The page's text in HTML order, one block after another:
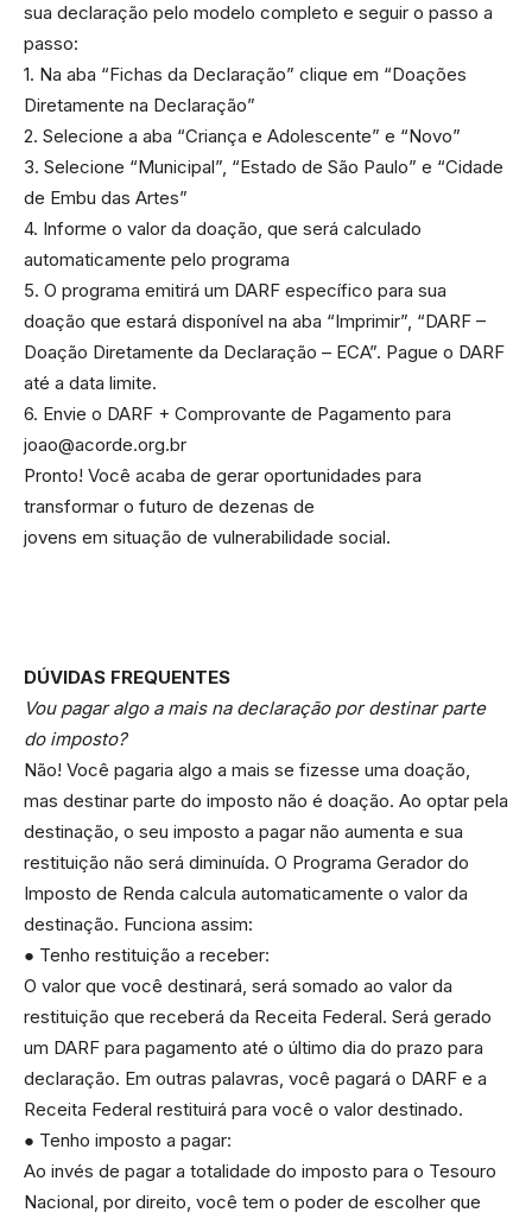
sua declaração pelo modelo completo e seguir o passo a
passo:
1. Na aba “Fichas da Declaração” clique em “Doações
Diretamente na Declaração”
2. Selecione a aba “Criança e Adolescente” e “Novo”
3. Selecione “Municipal”, “Estado de São Paulo” e “Cidade
de Embu das Artes”
4. Informe o valor da doação, que será calculado
automaticamente pelo programa
5. O programa emitirá um DARF específico para sua
doação que estará disponível na aba “Imprimir”, “DARF –
Doação Diretamente da Declaração – ECA”. Pague o DARF
até a data limite.
6. Envie o DARF + Comprovante de Pagamento para
joao@acorde.org.br
Pronto! Você acaba de gerar oportunidades para
transformar o futuro de dezenas de
jovens em situação de vulnerabilidade social.
DÚVIDAS FREQUENTES
Vou pagar algo a mais na declaração por destinar parte
do imposto?
Não! Você pagaria algo a mais se fizesse uma doação,
mas destinar parte do imposto não é doação. Ao optar pela
destinação, o seu imposto a pagar não aumenta e sua
restituição não será diminuída. O Programa Gerador do
Imposto de Renda calcula automaticamente o valor da
destinação. Funciona assim:
● Tenho restituição a receber:
O valor que você destinará, será somado ao valor da
restituição que receberá da Receita Federal. Será gerado
um DARF para pagamento até o último dia do prazo para
declaração. Em outras palavras, você pagará o DARF e a
Receita Federal restituirá para você o valor destinado.
● Tenho imposto a pagar:
Ao invés de pagar a totalidade do imposto para o Tesouro
Nacional, por direito, você tem o poder de escolher que